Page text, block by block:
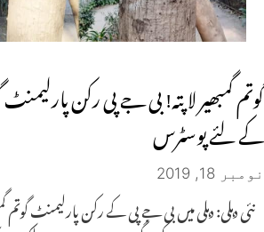
گوتم گمبھیر لا پتہ! بی جے پی رکن
کے لئے پوسٹرس
نومبر 18, 2019
نئی دہلی: دہلی میں بی جے پی کے رکن پارلیمنٹ